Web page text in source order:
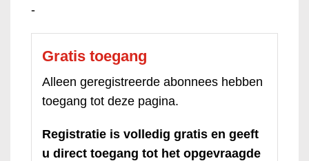
-
Gratis toegang
Alleen geregistreerde abonnees hebben
toegang tot deze pagina.
Registratie is volledig gratis en geeft
u direct toegang tot het opgevraagde